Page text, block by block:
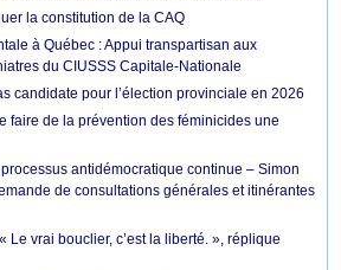
la constitution de la CAQ
à Québec : Appui transpartisan aux
du CIUSSS Capitale-Nationale
candidate pour l’élection provinciale en 2026
faire de la prévention des féminicides une
antidémocratique continue – Simon
de consultations générales et itinérantes
Le vrai bouclier, c’est la liberté. », réplique